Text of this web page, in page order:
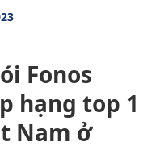
Fonos
hạng top 1
Nam ở